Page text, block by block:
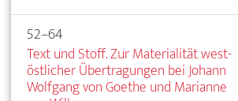
52–64
Text und Stoff. Zur Materialität west-
östlicher Übertragungen bei Johann
Wolfgang von Goethe und Marianne